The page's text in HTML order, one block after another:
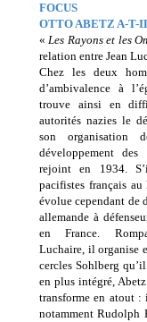
FOCUS
OTTO ABETZ A-T-
«Les Rayons et les
relation entre Jean
Chez les deux
d’ambivalence à
trouve ainsi en
autorités nazies le
son organisation
développement des
rejoint en 1934.
pacifistes français
évolue cependant de
allemande à
en France.
Luchaire, il organise
cercles Sohlberg
en plus intégré,
transforme en atout :
notamment Rudolph